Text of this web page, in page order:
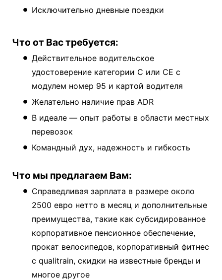
Исключительно дневные поездки
Что от Вас требуется:
Действительное водительское
удостоверение категории C или CE с
модулем номер 95 и картой водителя
Желательно наличие прав ADR
В идеале — опыт работы в области местных
перевозок
Командный дух, надежность и гибкость
Что мы предлагаем Вам:
Справедливая зарплата в размере около
2500 евро нетто в месяц и дополнительные
преимущества, такие как субсидированное
корпоративное пенсионное обеспечение,
прокат велосипедов, корпоративный фитнес
с qualitrain, скидки на известные бренды и
многое другое